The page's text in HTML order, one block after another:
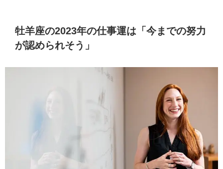
牡羊座の2023年の仕事運は「今までの努力
が認められそう」